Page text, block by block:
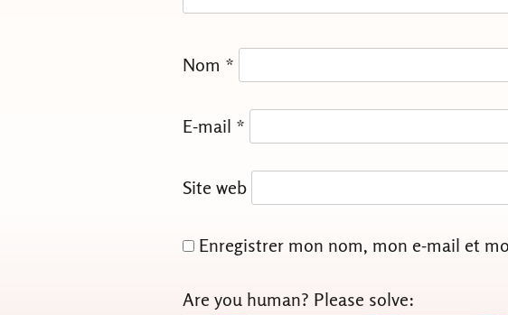
Nom *
E-mail *
Site web
Enregistrer mon nom, mon e-mail et
Are you human? Please solve: